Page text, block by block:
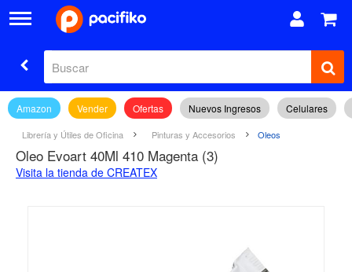
Amazon Vender Ofertas Nuevos Ingresos Celulares
Librería y Útiles de Oficina Pinturas y Accesorios Oleos
Oleo Evoart 40Ml 410 Magenta (3)
Visita la tienda de CREATEX